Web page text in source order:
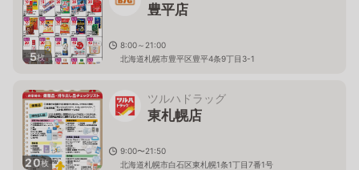
5枚
豊平店
8:00～21:00
北海道札幌市豊平区豊平4条9丁目3-1
20枚
ツルハドラッグ
東札幌店
9:00〜21:50
北海道札幌市白石区東札幌1条1丁目7番1号